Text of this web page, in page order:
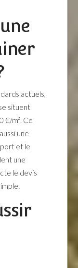
actuels,
situent
€/m². Ce
une
et le
une
le devis